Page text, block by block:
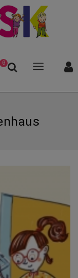
0